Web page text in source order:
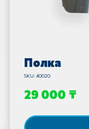
Полка
SKU:40020
29 000 ₸